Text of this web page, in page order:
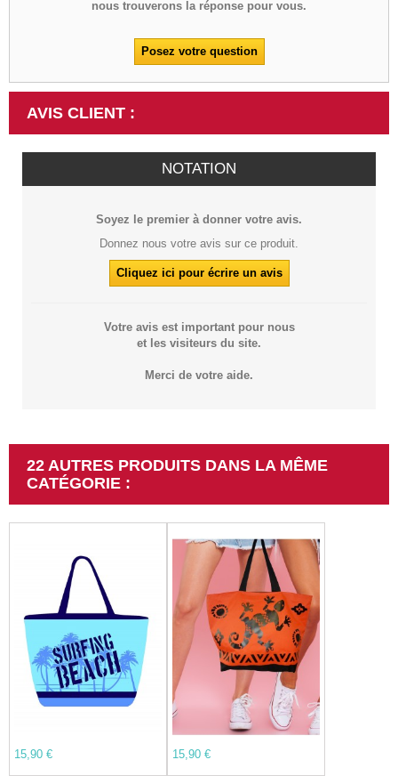
nous trouverons la réponse pour vous.
Posez votre question
AVIS CLIENT :
NOTATION
Soyez le premier à donner votre avis.
Donnez nous votre avis sur ce produit.
Cliquez ici pour écrire un avis
Votre avis est important pour nous
et les visiteurs du site.
Merci de votre aide.
22 AUTRES PRODUITS DANS LA MÊME
CATÉGORIE :
15,90 € 15,90 €